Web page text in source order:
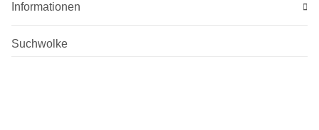
Informationen
Suchwolke